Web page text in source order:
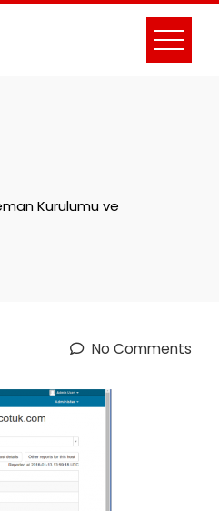
Kurulumu ve
No Comments